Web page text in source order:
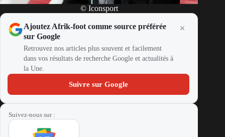
© Iconsport
Ajoutez Afrik-foot comme source préférée
sur Google
Retrouvez nos articles plus souvent et facilement
dans vos résultats de recherche Google et actualités à
la Une.
Suivre sur Google
Suivez-nous sur :